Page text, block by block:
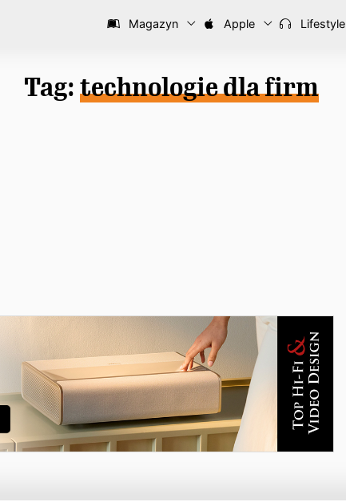
Magazyn Apple Lifestyle
Tag: technologie dla firm